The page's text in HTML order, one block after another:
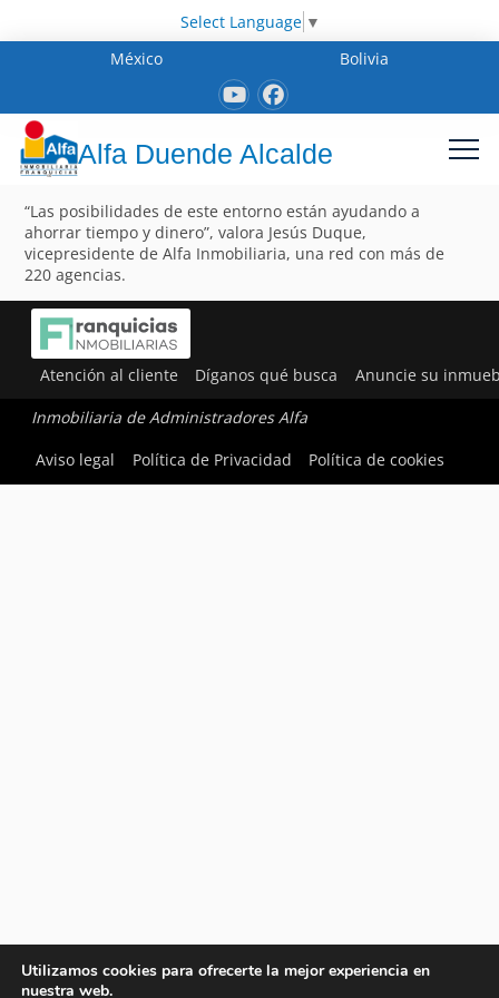
Select Language ▼
México
Bolivia
Alfa Duende Alcalde
“Las posibilidades de este entorno están ayudando a
ahorrar tiempo y dinero”, valora Jesús Duque,
vicepresidente de Alfa Inmobiliaria, una red con más de
220 agencias.
Atención al cliente Díganos qué busca Anuncie su
Inmobiliaria de Administradores Alfa
Aviso legal
Política de Privacidad Política de cookies
Utilizamos cookies para ofrecerte la mejor experiencia en
nuestra web.